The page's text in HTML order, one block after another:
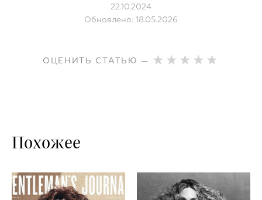
22.10.2024
Обновлено: 18.05.2026
ОЦЕНИТЬ СТАТЬЮ —
Похожее